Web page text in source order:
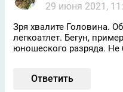
29 июня 2021,
Зря хвалите Головина.
легкоатлет. Бегун,
юношеского разряда. Не
Ответить